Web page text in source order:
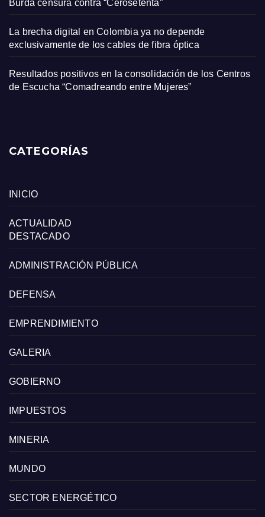
Burda censura contra “Cerosetenta”
La brecha digital en Colombia ya no depende
exclusivamente de los cables de fibra óptica
Resultados positivos en la consolidación de los Centros
de Escucha “Comadreando entre Mujeres”
CATEGORÍAS
INICIO
ACTUALIDAD
DESTACADO
ADMINISTRACIÓN PÚBLICA
DEFENSA
EMPRENDIMIENTO
GALERIA
GOBIERNO
IMPUESTOS
MINERIA
MUNDO
SECTOR ENERGÉTICO